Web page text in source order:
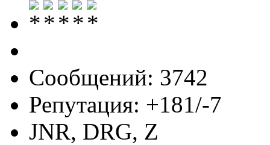
Сообщений: 3742
Репутация: +181/-7
JNR, DRG, Z